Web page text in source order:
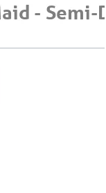
Detached